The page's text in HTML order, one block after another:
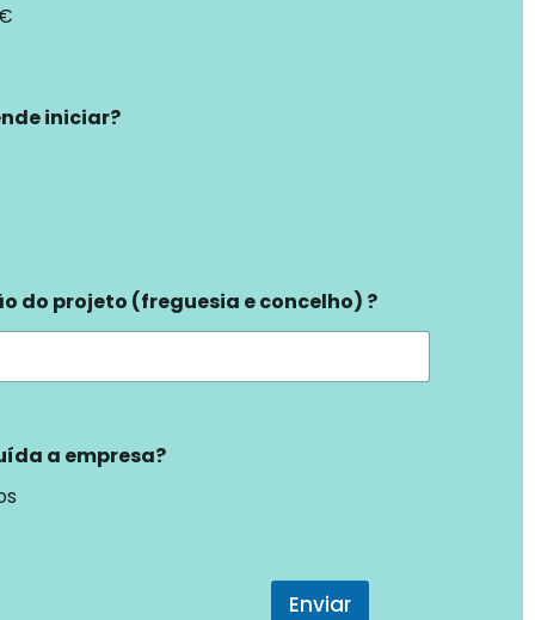
iniciar?
do projeto (freguesia e concelho) ?
a empresa?
Enviar